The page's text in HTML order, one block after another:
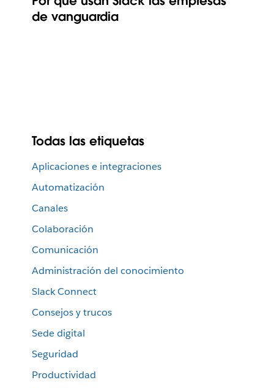
de vanguardia
Todas las etiquetas
Aplicaciones e integraciones
Automatización
Canales
Colaboración
Comunicación
Administración del conocimiento
Slack Connect
Consejos y trucos
Sede digital
Seguridad
Productividad